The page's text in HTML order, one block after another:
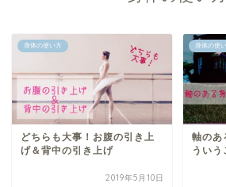
身体の使い方
どちらも大事！お腹の引き上
げ＆背中の引き上げ
2019年5月10日
身体の使
軸のあ
ういう